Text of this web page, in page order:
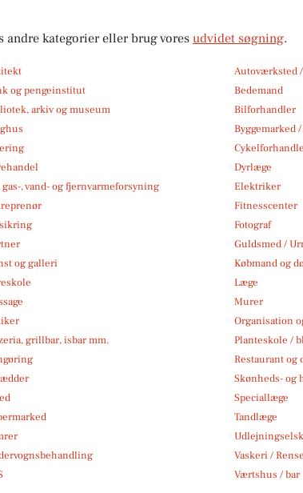
andre kategorier eller brug vores udvidet søgning.
Autoværksted
og pengeinstitut
Bedemand
arkiv og museum
Bilforhandler
Byggemarked
Dyrlæge
gas-, vand- og fjernvarmeforsyning
Elektriker
Fitnesscenter
Fotograf
Guldsmed /
og galleri
Købmand og
Læge
Murer
Organisation
grillbar, isbar mm.
Planteskole /
Restaurant og
Skønheds- og
Speciallæge
Tandlæge
Vaskeri /
Værtshus / bar